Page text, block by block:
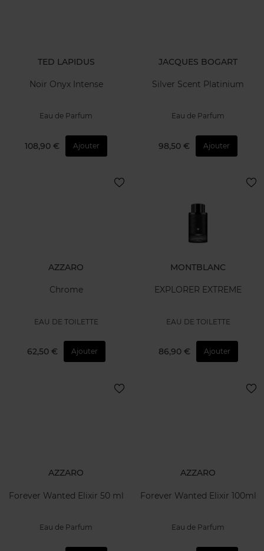
TED LAPIDUS
Noir Onyx Intense
Eau de Parfum
108,90 € Ajouter
JACQUES BOGART
Silver Scent Platinium
Eau de Parfum
98,50 € Ajouter
AZZARO
Chrome
EAU DE TOILETTE
62,50 € Ajouter
MONTBLANC
EXPLORER EXTREME
EAU DE TOILETTE
86,90 € Ajouter
AZZARO
Forever Wanted Elixir 50 ml
Eau de Parfum
AZZARO
Forever Wanted Elixir 100ml
Eau de Parfum